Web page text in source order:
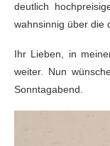
deutlich
wahnsinnig über die
Ihr Lieben, in
weiter. Nun
Sonntagabend.